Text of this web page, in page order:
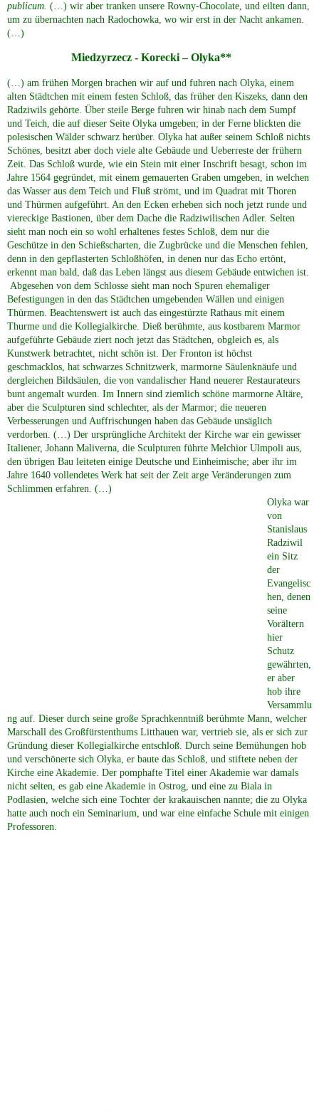
publicum. (…) wir aber tranken unsere Rowny-Chocolate, und eilten dann,
um zu übernachten nach Radochowka, wo wir erst in der Nacht ankamen.
(…)
Miedzyrzecz - Korecki – Olyka**
(…) am frühen Morgen brachen wir auf und fuhren nach Olyka, einem
alten Städtchen mit einem festen Schloß, das früher den Kiszeks, dann den
Radziwils gehörte. Über steile Berge fuhren wir hinab nach dem Sumpf
und Teich, die auf dieser Seite Olyka umgeben; in der Ferne blickten die
polesischen Wälder schwarz herüber. Olyka hat außer seinem Schloß nichts
Schönes, besitzt aber doch viele alte Gebäude und Ueberreste der frühern
Zeit. Das Schloß wurde, wie ein Stein mit einer Inschrift besagt, schon im
Jahre 1564 gegründet, mit einem gemauerten Graben umgeben, in welchen
das Wasser aus dem Teich und Fluß strömt, und im Quadrat mit Thoren
und Thürmen aufgeführt. An den Ecken erheben sich noch jetzt runde und
viereckige Bastionen, über dem Dache die Radziwilischen Adler. Selten
sieht man noch ein so wohl erhaltenes festes Schloß, dem nur die
Geschütze in den Schießscharten, die Zugbrücke und die Menschen fehlen,
denn in den gepflasterten Schloßhöfen, in denen nur das Echo ertönt,
erkennt man bald, daß das Leben längst aus diesem Gebäude entwichen ist.
Abgesehen von dem Schlosse sieht man noch Spuren ehemaliger
Befestigungen in den das Städtchen umgebenden Wällen und einigen
Thürmen. Beachtenswert ist auch das eingestürzte Rathaus mit einem
Thurme und die Kollegialkirche. Dieß berühmte, aus kostbarem Marmor
aufgeführte Gebäude ziert noch jetzt das Städtchen, obgleich es, als
Kunstwerk betrachtet, nicht schön ist. Der Fronton ist höchst
geschmacklos, hat schwarzes Schnitzwerk, marmorne Säulenknäufe und
dergleichen Bildsäulen, die von vandalischer Hand neuerer Restaurateurs
bunt angemalt wurden. Im Innern sind ziemlich schöne marmorne Altäre,
aber die Sculpturen sind schlechter, als der Marmor; die neueren
Verbesserungen und Auffrischungen haben das Gebäude unsäglich
verdorben. (…) Der ursprüngliche Architekt der Kirche war ein gewisser
Italiener, Johann Maliverna, die Sculpturen führte Melchior Ulmpoli aus,
den übrigen Bau leiteten einige Deutsche und Einheimische; aber ihr im
Jahre 1640 vollendetes Werk hat seit der Zeit arge Veränderungen zum
Schlimmen erfahren. (…)
Olyka war
von
Stanislaus
Radziwil
ein Sitz
der
Evangelisc
hen, denen
seine
Vorältern
hier
Schutz
gewährten,
er aber
hob ihre
Versammlu
ng auf. Dieser durch seine große Sprachkenntniß berühmte Mann, welcher
Marschall des Großfürstenthums Litthauen war, vertrieb sie, als er sich zur
Gründung dieser Kollegialkirche entschloß. Durch seine Bemühungen hob
und verschönerte sich Olyka, er baute das Schloß, und stiftete neben der
Kirche eine Akademie. Der pomphafte Titel einer Akademie war damals
nicht selten, es gab eine Akademie in Ostrog, und eine zu Biala in
Podlasien, welche sich eine Tochter der krakauischen nannte; die zu Olyka
hatte auch noch ein Seminarium, und war eine einfache Schule mit einigen
Professoren.